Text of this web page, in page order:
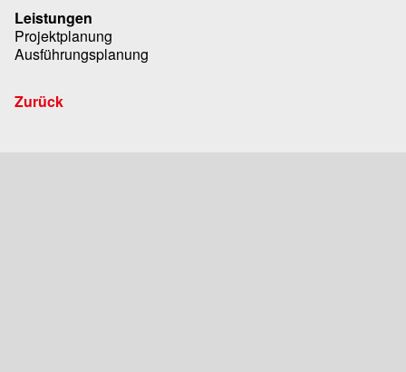
Leistungen
Projektplanung
Ausführungsplanung
Zurück